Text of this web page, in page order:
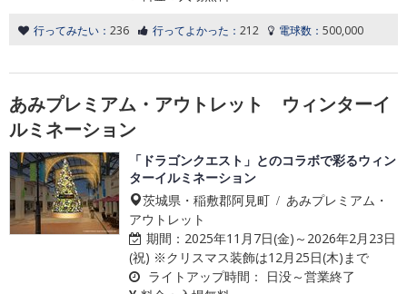
行ってみたい： 236 行ってよかった： 212 電球数： 500,000
あみプレミアム・アウトレット ウィンターイ
ルミネーション
「ドラゴンクエスト」とのコラボで彩るウィン
ターイルミネーション
茨城県・稲敷郡阿見町 / あみプレミアム・
アウトレット
期間： 2025年11月7日(金)～2026年2月23日
(祝) ※クリスマス装飾は12月25日(木)まで
ライトアップ時間：
日没～営業終了